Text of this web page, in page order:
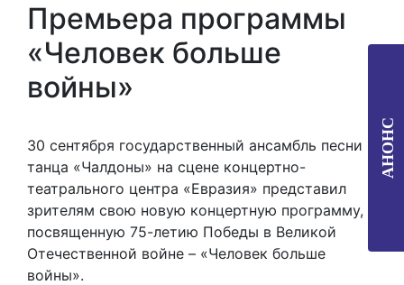
Премьера программы
«Человек больше
войны»
30 сентября государственный ансамбль песни и
танца «Чалдоны» на сцене концертно-
театрального центра «Евразия» представил
зрителям свою новую концертную программу,
посвященную 75-летию Победы в Великой
Отечественной войне – «Человек больше
войны».
АНОНС